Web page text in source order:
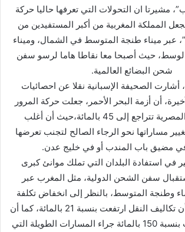
مشيرتا ان التحولات التي تعرفها حاليا حركة
تجعل المملكة المغربية من أكبر المستفيدين من
عبر ميناء طنجة المتوسط في الشمال، وميناء
الوسط، حيث أصبحا معا نقاطا هاما لرسو سفن
شحن البضائع العالمية.
أشارت الصحيفة الإسبانية نقلا عن احصائيات
أن أزمة البحر الأحمر، جعلت حركة المرور
بقناة السويس المصرية تتراجع إلى 45 بالمائة،حيث أن أغلب
مساراتها نحو الرجاء الصالح لتجنب تعرضها
مضيق باب المندب أو في خليج عدن.
في استفادة البلدان التي تملك موانئ كبرى
سفن الشحن الدولية، مثل المغرب عبر
وطنجة المتوسط، بالنظر إلى انخفاض تكلفة
الرسو بهما، خاصة أن تكاليف النقل ارتفعت بنسبة 21 بالمائة، كما أن
أسعار الشحن زادت بنسبة 150 بالمائة جراء المسارات الطويلة التي